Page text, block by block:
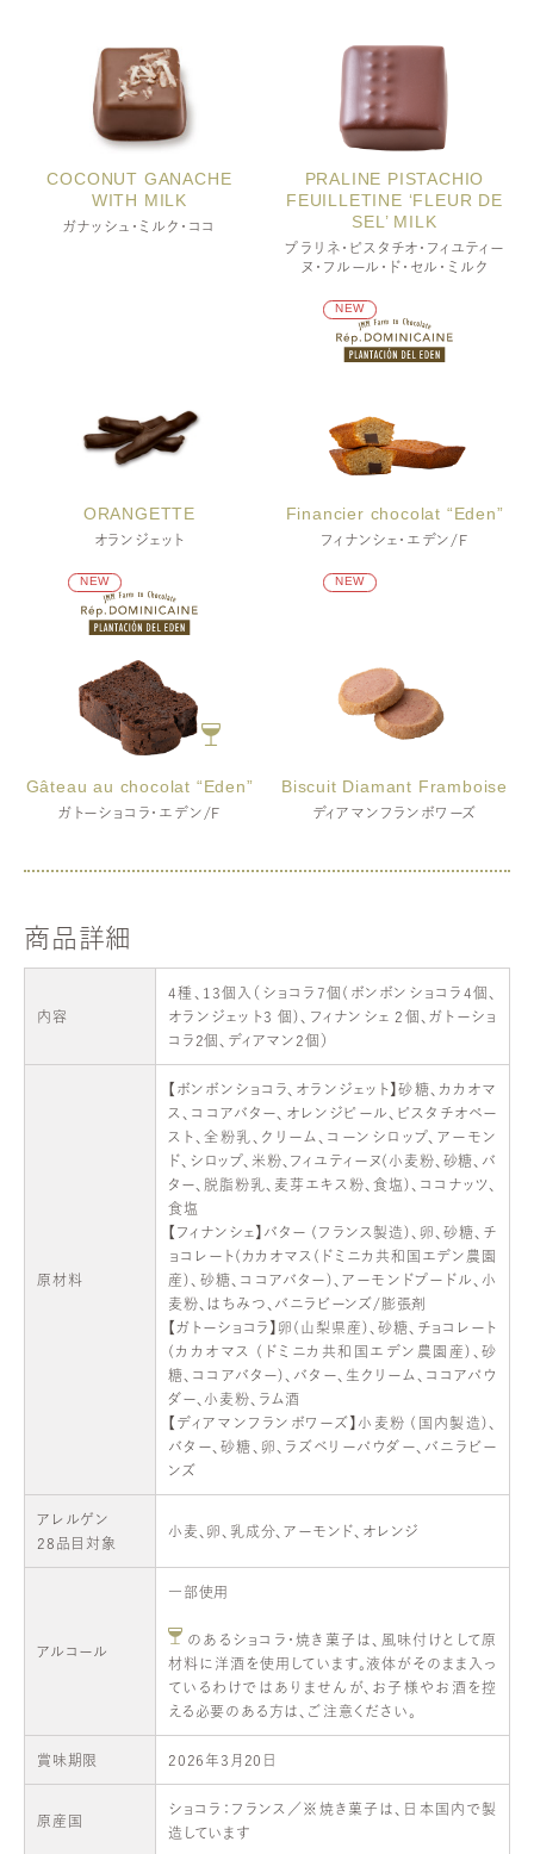
COCONUT GANACHE
WITH MILK
ガナッシュ・ミルク・ココ
PRALINE PISTACHIO
FEUILLETINE ‘FLEUR DE
SEL’ MILK
プラリネ・ピスタチオ・フィユティー
ヌ・フルール・ド・セル・ミルク
乳・小麦・アーモンド
ORANGETTE
オランジェット
オレンジ
NEW
Financier chocolat “Eden”
フィナンシェ・エデン/F
小麦・卵・乳成分・アーモンド
NEW
Gâteau au chocolat “Eden”
ガトーショコラ・エデン/F
NEW
Biscuit Diamant Framboise
ディアマンフランボワーズ
商品詳細
内容
4種、13個入（ショコラ7個(ボンボンショコラ4個、
オランジェット3 個)、フィナンシェ 2個、ガトーショ
コラ2個、ディアマン2個）
原材料
【ボンボンショコラ、オランジェット】砂糖、カカオマ
ス、ココアバター、オレンジピール、ピスタチオペー
スト、全粉乳、クリーム、コーンシロップ、アーモン
ド、シロップ、米粉、フィユティーヌ(小麦粉、砂糖、バ
ター、脱脂粉乳、麦芽エキス粉、食塩)、ココナッツ、
食塩
【フィナンシェ】バター (フランス製造)、卵、砂糖、チ
ョコレート(カカオマス(ドミニカ共和国エデン農園
産)、砂糖、ココアバター)、アーモンドプードル、小
麦粉、はちみつ、バニラビーンズ/膨張剤
【ガトーショコラ】卵(山梨県産)、砂糖、チョコレート
(カカオマス (ドミニカ共和国エデン農園産)、砂
糖、ココアバター)、バター、生クリーム、ココアパウ
ダー、小麦粉、ラム酒
【ディアマンフランボワーズ】小麦粉 (国内製造)、
バター、砂糖、卵、ラズベリーパウダー、バニラビー
ンズ
アレルゲン
28品目対象
小麦、卵、乳成分、アーモンド、オレンジ
アルコール
一部使用
のあるショコラ・焼き菓子は、風味付けとして原
材料に洋酒を使用しています。液体がそのまま入っ
ているわけではありませんが、お子様やお酒を控
える必要のある方は、ご注意ください。
賞味期限 2026年3月20日
原産国
ショコラ：フランス／※焼き菓子は、日本国内で製
造しています